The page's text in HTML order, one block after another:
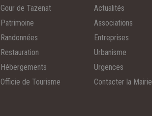
Gour de Tazenat
Patrimoine
Randonnées
Restauration
Hébergements
Officie de Tourisme
Actualités
Associations
Entreprises
Urbanisme
Urgences
Contacter la Mairie